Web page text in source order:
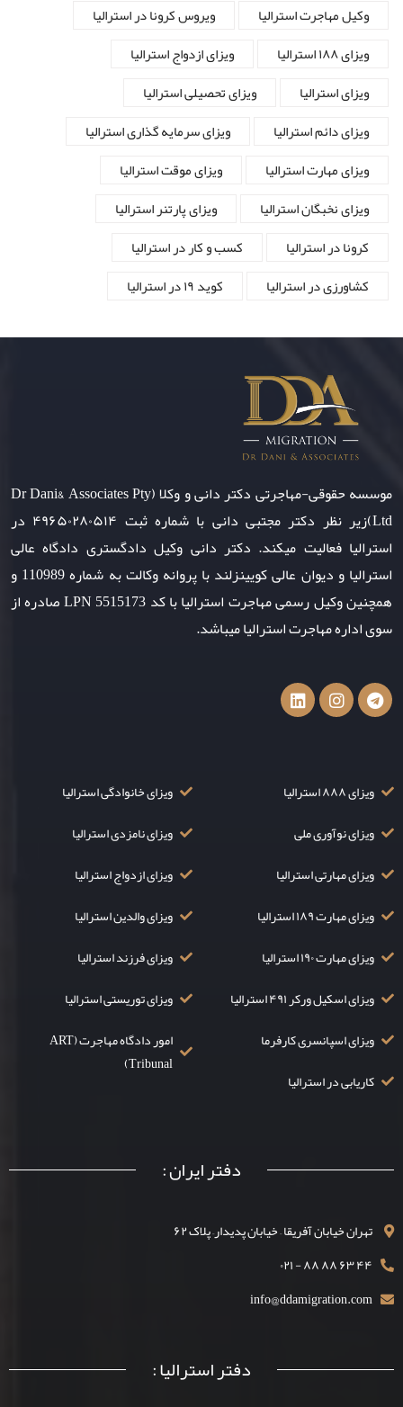
وکیل مهاجرت استرالیا
ویروس کرونا در استرالیا
ویزای ۱۸۸ استرالیا
ویزای ازدواج استرالیا
ویزای استرالیا
ویزای تحصیلی استرالیا
ویزای دائم استرالیا
ویزای سرمایه گذاری استرالیا
ویزای مهارت استرالیا
ویزای موقت استرالیا
ویزای نخبگان استرالیا
ویزای پارتنر استرالیا
کرونا در استرالیا
کسب و کار در استرالیا
کشاورزی در استرالیا
کوید ۱۹ در استرالیا
موسسه حقوقی-مهاجرتی دکتر دانی و وکلا (Dr Dani& Associates Pty
Ltd)زیر نظر دکتر مجتبی دانی با شماره ثبت ۴۹۶۵۰۲۸۰۵۱۴ در
استرالیا فعالیت میکند. دکتر دانی وکیل دادگستری دادگاه عالی
استرالیا و دیوان عالی کویینزلند با پروانه وکالت به شماره 110989 و
همچنین وکیل رسمی مهاجرت استرالیا با کد LPN 5515173 صادره از
سوی اداره مهاجرت استرالیا میباشد.
ویزای ۸۸۸ استرالیا
ویزای نوآوری ملی
ویزای مهارتی استرالیا
ویزای مهارت ۱۸۹ استرالیا
ویزای مهارت ۱۹۰ استرالیا
ویزای اسکیل ورکر ۴۹۱ استرالیا
ویزای اسپانسری کارفرما
کاریابی در استرالیا
ویزای خانوادگی استرالیا
ویزای نامزدی استرالیا
ویزای ازدواج استرالیا
ویزای والدین استرالیا
ویزای فرزند استرالیا
ویزای توریستی استرالیا
امور دادگاه مهاجرت (ART
Tribunal)
دفتر ایران :
تهران خیابان آفریقا – خیابان پدیدار– پلاک ۶۲
۴۴ ۶۳ ۸۸ ۸۸ - ۰۲۱
info@ddamigration.com
دفتر استرالیا :